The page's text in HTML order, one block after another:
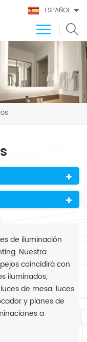
ESPAÑOL
de iluminación
Nuestra
coincidirá con
iluminados,
de mesa, luces
y planes de
a